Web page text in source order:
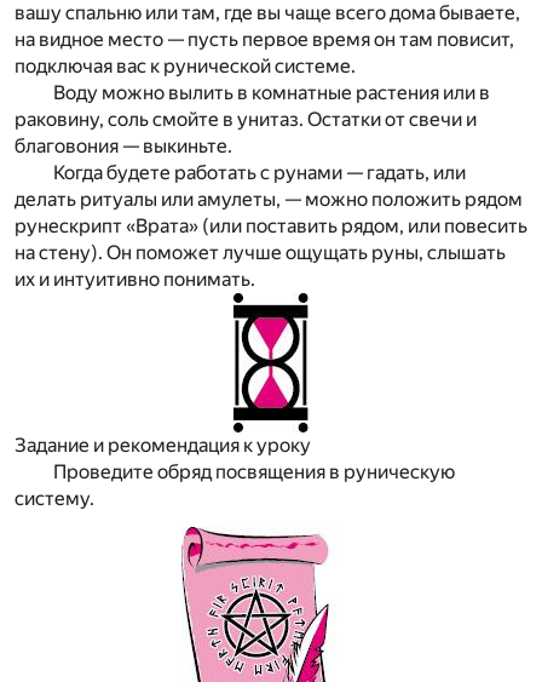
вашу спальню или там, где вы чаще всего дома бываете,
на видное место — пусть первое время он там повисит,
подключая вас к рунической системе.
Воду можно вылить в комнатные растения или в
раковину, соль смойте в унитаз. Остатки от свечи и
благовония — выкиньте.
Когда будете работать с рунами — гадать, или
делать ритуалы или амулеты, — можно положить рядом
рунескрипт «Врата» (или поставить рядом, или повесить
на стену). Он поможет лучше ощущать руны, слышать
их и интуитивно понимать.
Задание и рекомендация к уроку
Проведите обряд посвящения в руническую
систему.